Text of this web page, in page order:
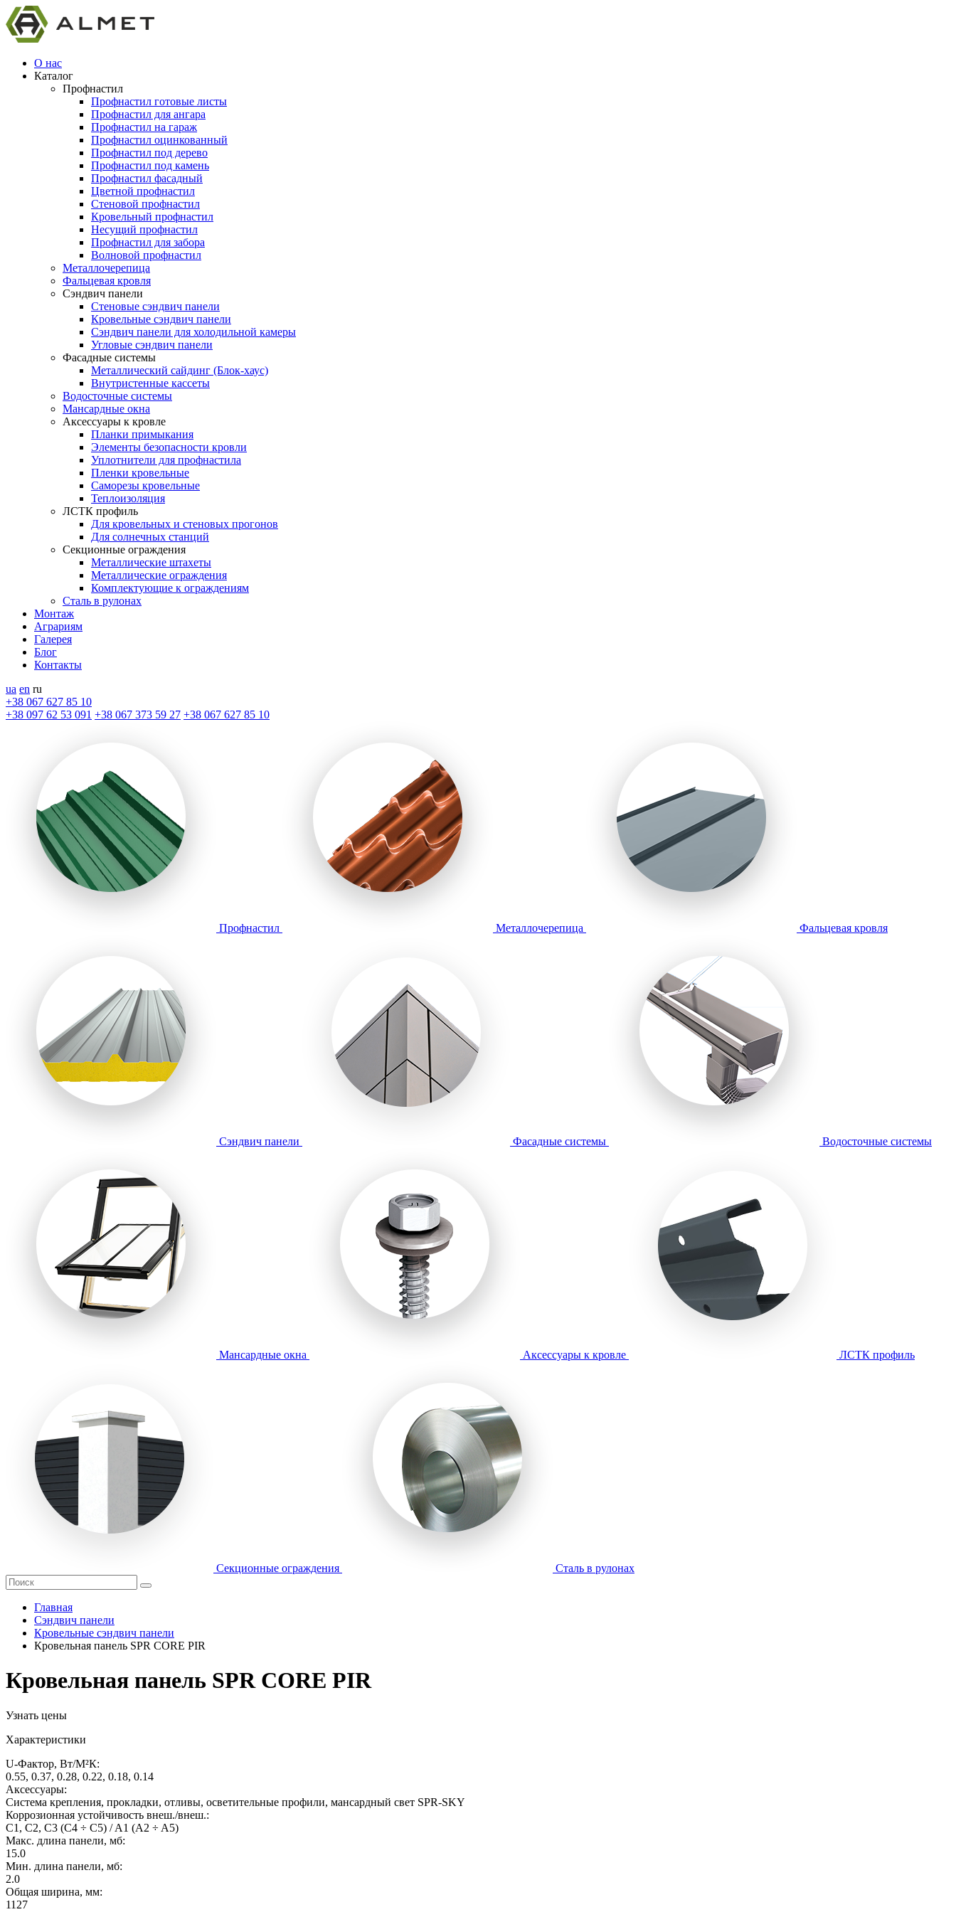
О нас
Каталог
Профнастил
Профнастил готовые листы
Профнастил для ангара
Профнастил на гараж
Профнастил оцинкованный
Профнастил под дерево
Профнастил под камень
Профнастил фасадный
Цветной профнастил
Стеновой профнастил
Кровельный профнастил
Несущий профнастил
Профнастил для забора
Волновой профнастил
Металлочерепица
Фальцевая кровля
Сэндвич панели
Стеновые сэндвич панели
Кровельные сэндвич панели
Сэндвич панели для холодильной камеры
Угловые сэндвич панели
Фасадные системы
Металлический сайдинг (Блок-хаус)
Внутристенные кассеты
Водосточные системы
Мансардные окна
Аксессуары к кровле
Планки примыкания
Элементы безопасности кровли
Уплотнители для профнастила
Пленки кровельные
Саморезы кровельные
Теплоизоляция
ЛСТК профиль
Для кровельных и стеновых прогонов
Для солнечных станций
Секционные ограждения
Металлические штахеты
Металлические ограждения
Комплектующие к ограждениям
Сталь в рулонах
Монтаж
Аграриям
Галерея
Блог
Контакты
ua en ru
+38 067 627 85 10
+38 097 62 53 091 +38 067 373 59 27 +38 067 627 85 10
Профнастил Металлочерепица Фальцевая кровля
Сэндвич панели Фасадные системы Водосточные системы
Мансардные окна Аксессуары к кровле ЛСТК профиль
Секционные ограждения Сталь в рулонах
Главная
Сэндвич панели
Кровельные сэндвич панели
Кровельная панель SPR CORE PIR
Кровельная панель SPR CORE PIR
Узнать цены
Характеристики
U-Фактор, Вт/М²К:
0.55, 0.37, 0.28, 0.22, 0.18, 0.14
Аксессуары:
Система крепления, прокладки, отливы, осветительные профили, мансардный свет SPR-SKY
Коррозионная устойчивость внеш./внеш.:
C1, C2, C3 (C4 ÷ C5) / A1 (A2 ÷ A5)
Макс. длина панели, мб:
15.0
Мин. длина панели, мб:
2.0
Общая ширина, мм:
1127